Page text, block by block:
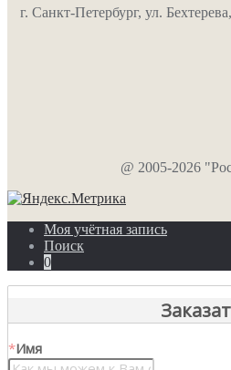
г. Санкт-Петербург, ул.
@ 2005-2026
Моя учётная запись
Поиск
0
*Имя